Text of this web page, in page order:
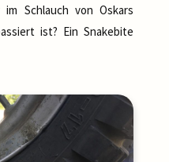
Schlauch von Oskars
ist? Ein Snakebite